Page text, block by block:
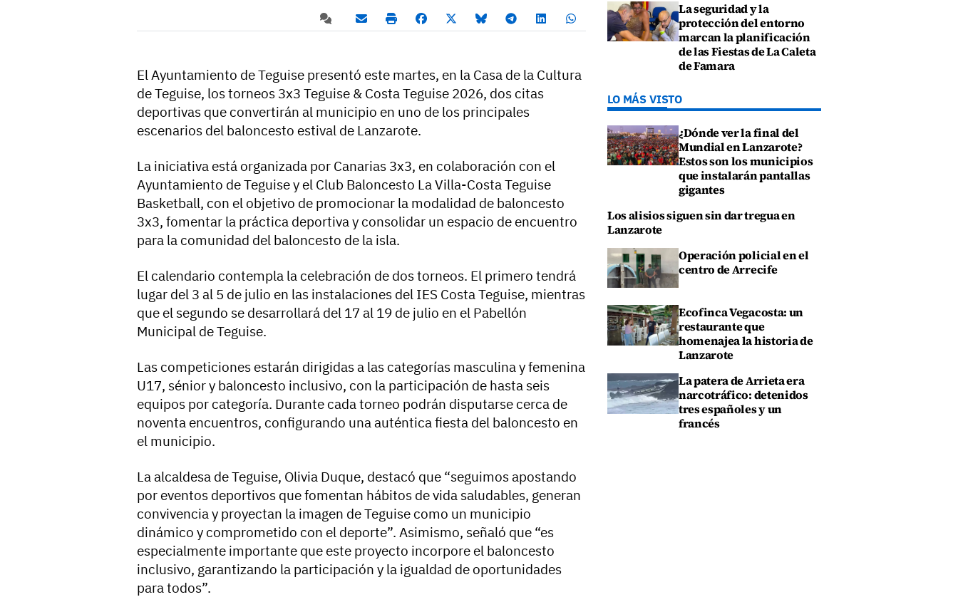
El Ayuntamiento de Teguise presentó este martes, en la Casa de la Cultura
de Teguise, los torneos 3x3 Teguise & Costa Teguise 2026, dos citas
deportivas que convertirán al municipio en uno de los principales
escenarios del baloncesto estival de Lanzarote.
La iniciativa está organizada por Canarias 3x3, en colaboración con el
Ayuntamiento de Teguise y el Club Baloncesto La Villa-Costa Teguise
Basketball, con el objetivo de promocionar la modalidad de baloncesto
3x3, fomentar la práctica deportiva y consolidar un espacio de encuentro
para la comunidad del baloncesto de la isla.
El calendario contempla la celebración de dos torneos. El primero tendrá
lugar del 3 al 5 de julio en las instalaciones del IES Costa Teguise, mientras
que el segundo se desarrollará del 17 al 19 de julio en el Pabellón
Municipal de Teguise.
Las competiciones estarán dirigidas a las categorías masculina y femenina
U17, sénior y baloncesto inclusivo, con la participación de hasta seis
equipos por categoría. Durante cada torneo podrán disputarse cerca de
noventa encuentros, configurando una auténtica fiesta del baloncesto en
el municipio.
La alcaldesa de Teguise, Olivia Duque, destacó que “seguimos apostando
por eventos deportivos que fomentan hábitos de vida saludables, generan
convivencia y proyectan la imagen de Teguise como un municipio
dinámico y comprometido con el deporte”. Asimismo, señaló que “es
especialmente importante que este proyecto incorpore el baloncesto
inclusivo, garantizando la participación y la igualdad de oportunidades
para todos”.
La seguridad y la
protección del entorno
marcan la planificación
de las Fiestas de La Caleta
de Famara
LO MÁS VISTO
¿Dónde ver la final del
Mundial en Lanzarote?
Estos son los municipios
que instalarán pantallas
gigantes
Los alisios siguen sin dar tregua en
Lanzarote
Operación policial en el
centro de Arrecife
Ecofinca Vegacosta: un
restaurante que
homenajea la historia de
Lanzarote
La patera de Arrieta era
narcotráfico: detenidos
tres españoles y un
francés